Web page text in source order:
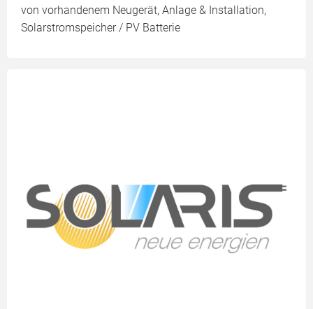
von vorhandenem Neugerät, Anlage & Installation,
Solarstromspeicher / PV Batterie